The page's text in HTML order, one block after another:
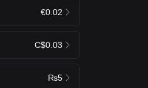
€0.02
C$0.03
₨5